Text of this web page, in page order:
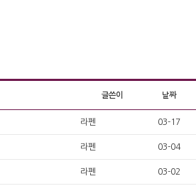
글쓴이 날짜
라펜 03-17
라펜 03-04
라펜 03-02